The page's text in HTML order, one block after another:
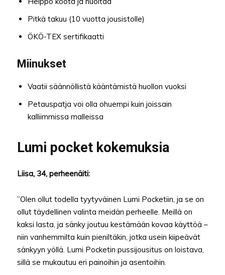
Pitkä takuu (10 vuotta jousistolle)
ÖKÖ-TEX sertifikaatti
Miinukset
Vaatii säännöllistä kääntämistä huollon vuoksi
Petauspatja voi olla ohuempi kuin joissain
kalliimmissa malleissa
Lumi pocket kokemuksia
Liisa, 34, perheenäiti:
”Olen ollut todella tyytyväinen Lumi Pocketiin, ja se on
ollut täydellinen valinta meidän perheelle. Meillä on
kaksi lasta, ja sänky joutuu kestämään kovaa käyttöä –
niin vanhemmilta kuin pieniltäkin, jotka usein kiipeävät
sänkyyn yöllä. Lumi Pocketin pussijousitus on loistava,
sillä se mukautuu eri painoihin ja asentoihin.